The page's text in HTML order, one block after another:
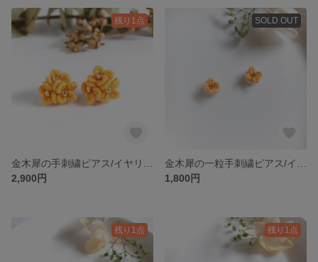
残り1点
2,900円
SOLD OUT
1,800円
残り1点 残り1点